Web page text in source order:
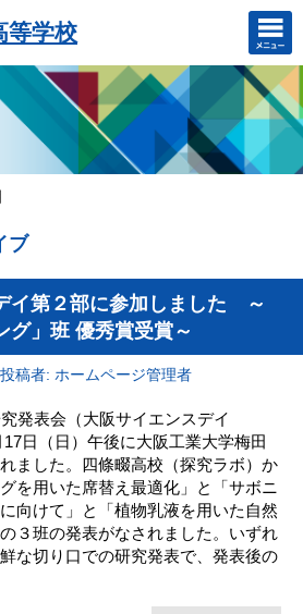
等学校
ブ
イ第２部に参加しました ～
グ」班 優秀賞受賞～
投稿者: ホームページ管理者
発表会（大阪サイエンスデイ
日（日）午後に大阪工業大学梅田
ました。四條畷高校（探究ラボ）か
を用いた席替え最適化」と「サボニ
向けて」と「植物乳液を用いた自然
３班の発表がなされました。いずれ
な切り口での研究発表で、発表後の